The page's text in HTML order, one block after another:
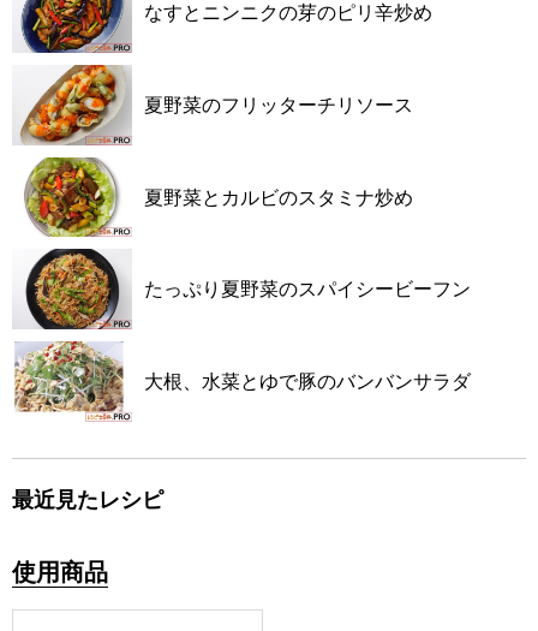
なすとニンニクの芽のピリ辛炒め
夏野菜のフリッターチリソース
夏野菜とカルビのスタミナ炒め
たっぷり夏野菜のスパイシービーフン
大根、水菜とゆで豚のバンバンサラダ
最近見たレシピ
使用商品